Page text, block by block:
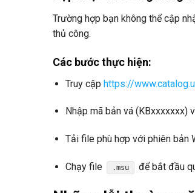
Trường hợp bạn không thể cập
thủ công.
Các bước thực hiện:
Truy cập https://
Nhập mã bản vá (KBxxxxxxx)
Tải file phù hợp với phiên bản
Chạy file .msu để bắt đầu